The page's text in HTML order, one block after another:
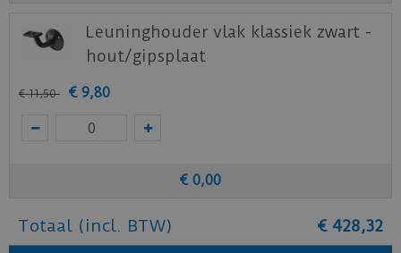
Leuninghouder vlak klassiek zwart -
hout/gipsplaat
€ 11,50 € 9,80
€ 0,00
Totaal (incl. BTW) € 428,32